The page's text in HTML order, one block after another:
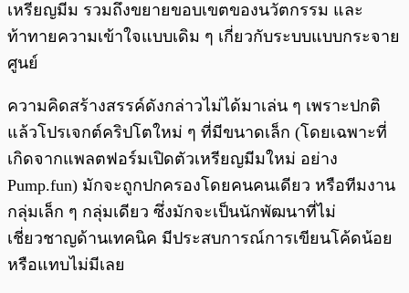
เหรียญมีม รวมถึงขยายขอบเขตของนวัตกรรม และ
ท้าทายความเข้าใจแบบเดิม ๆ เกี่ยวกับระบบแบบกระจาย
ศูนย์
ความคิดสร้างสรรค์ดังกล่าวไม่ได้มาเล่น ๆ เพราะปกติ
แล้วโปรเจกต์คริปโตใหม่ ๆ ที่มีขนาดเล็ก (โดยเฉพาะที่
เกิดจากแพลตฟอร์มเปิดตัวเหรียญมีมใหม่ อย่าง
Pump.fun) มักจะถูกปกครองโดยคนคนเดียว หรือทีมงาน
กลุ่มเล็ก ๆ กลุ่มเดียว ซึ่งมักจะเป็นนักพัฒนาที่ไม่
เชี่ยวชาญด้านเทคนิค มีประสบการณ์การเขียนโค้ดน้อย
หรือแทบไม่มีเลย